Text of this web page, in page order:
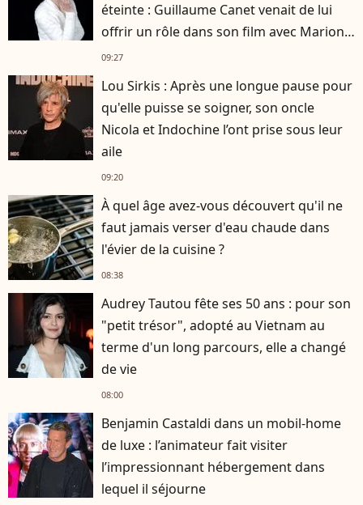
éteinte : Guillaume Canet venait de lui
offrir un rôle dans son film avec Marion
Cotillard
09:27
Lou Sirkis : Après une longue pause pour
qu'elle puisse se soigner, son oncle
Nicola et Indochine l’ont prise sous leur
aile
09:20
À quel âge avez-vous découvert qu'il ne
faut jamais verser d'eau chaude dans
l'évier de la cuisine ?
08:38
Audrey Tautou fête ses 50 ans : pour son
"petit trésor", adopté au Vietnam au
terme d'un long parcours, elle a changé
de vie
08:00
Benjamin Castaldi dans un mobil-home
de luxe : l’animateur fait visiter
l’impressionnant hébergement dans
lequel il séjourne